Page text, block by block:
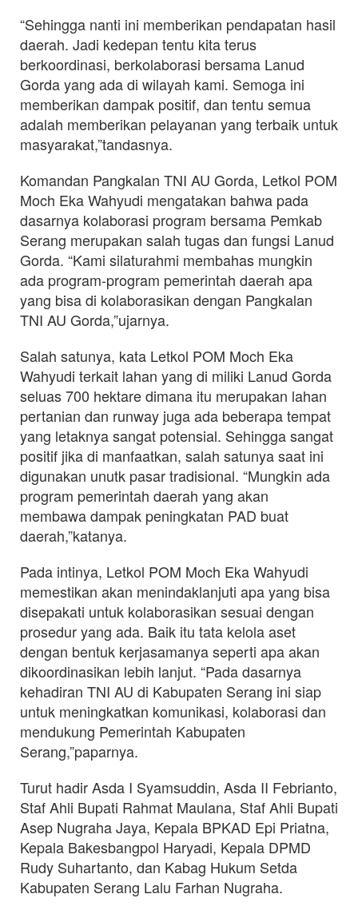
“Sehingga nanti ini memberikan pendapatan hasil
daerah. Jadi kedepan tentu kita terus
berkoordinasi, berkolaborasi bersama Lanud
Gorda yang ada di wilayah kami. Semoga ini
memberikan dampak positif, dan tentu semua
adalah memberikan pelayanan yang terbaik untuk
masyarakat,”tandasnya.
Komandan Pangkalan TNI AU Gorda, Letkol POM
Moch Eka Wahyudi mengatakan bahwa pada
dasarnya kolaborasi program bersama Pemkab
Serang merupakan salah tugas dan fungsi Lanud
Gorda. “Kami silaturahmi membahas mungkin
ada program-program pemerintah daerah apa
yang bisa di kolaborasikan dengan Pangkalan
TNI AU Gorda,”ujarnya.
Salah satunya, kata Letkol POM Moch Eka
Wahyudi terkait lahan yang di miliki Lanud Gorda
seluas 700 hektare dimana itu merupakan lahan
pertanian dan runway juga ada beberapa tempat
yang letaknya sangat potensial. Sehingga sangat
positif jika di manfaatkan, salah satunya saat ini
digunakan unutk pasar tradisional. “Mungkin ada
program pemerintah daerah yang akan
membawa dampak peningkatan PAD buat
daerah,”katanya.
Pada intinya, Letkol POM Moch Eka Wahyudi
memestikan akan menindaklanjuti apa yang bisa
disepakati untuk kolaborasikan sesuai dengan
prosedur yang ada. Baik itu tata kelola aset
dengan bentuk kerjasamanya seperti apa akan
dikoordinasikan lebih lanjut. “Pada dasarnya
kehadiran TNI AU di Kabupaten Serang ini siap
untuk meningkatkan komunikasi, kolaborasi dan
mendukung Pemerintah Kabupaten
Serang,”paparnya.
Turut hadir Asda I Syamsuddin, Asda II Febrianto,
Staf Ahli Bupati Rahmat Maulana, Staf Ahli Bupati
Asep Nugraha Jaya, Kepala BPKAD Epi Priatna,
Kepala Bakesbangpol Haryadi, Kepala DPMD
Rudy Suhartanto, dan Kabag Hukum Setda
Kabupaten Serang Lalu Farhan Nugraha.